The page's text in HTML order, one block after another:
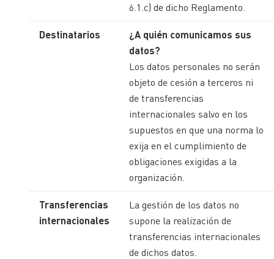
6.1.c) de dicho Reglamento.
Destinatarios
¿A quién comunicamos sus
datos?
Los datos personales no serán
objeto de cesión a terceros ni
de transferencias
internacionales salvo en los
supuestos en que una norma lo
exija en el cumplimiento de
obligaciones exigidas a la
organización.
Transferencias
internacionales
La gestión de los datos no
supone la realización de
transferencias internacionales
de dichos datos.